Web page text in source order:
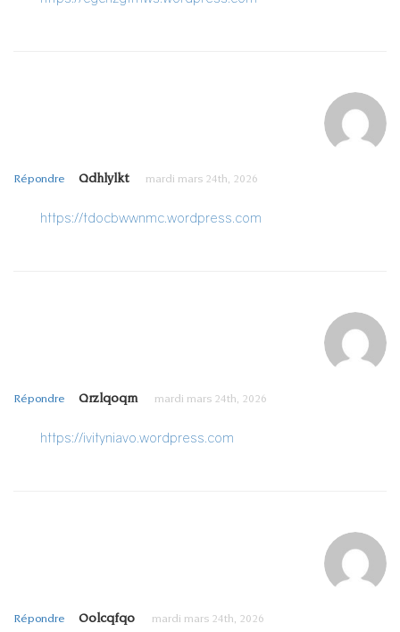
Qdhlylkt mardi mars 24th, 2026
Répondre
https://tdocbwwnmc.wordpress.com
Qrzlqoqm mardi mars 24th, 2026
Répondre
https://ivityniavo.wordpress.com
Oolcqfqo mardi mars 24th, 2026
Répondre